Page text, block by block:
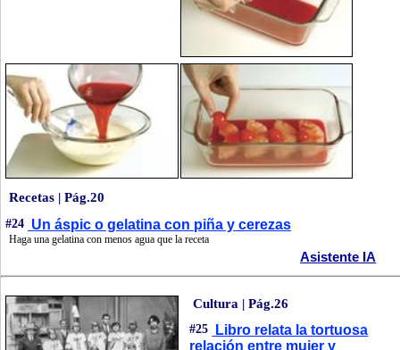
Recetas | Pág.20
#24 Un áspic o gelatina con piña y cerezas
Haga una gelatina con menos agua que la receta
Asistente IA
Cultura | Pág.26
#25
Libro relata la tortuosa
relación entre mujer y